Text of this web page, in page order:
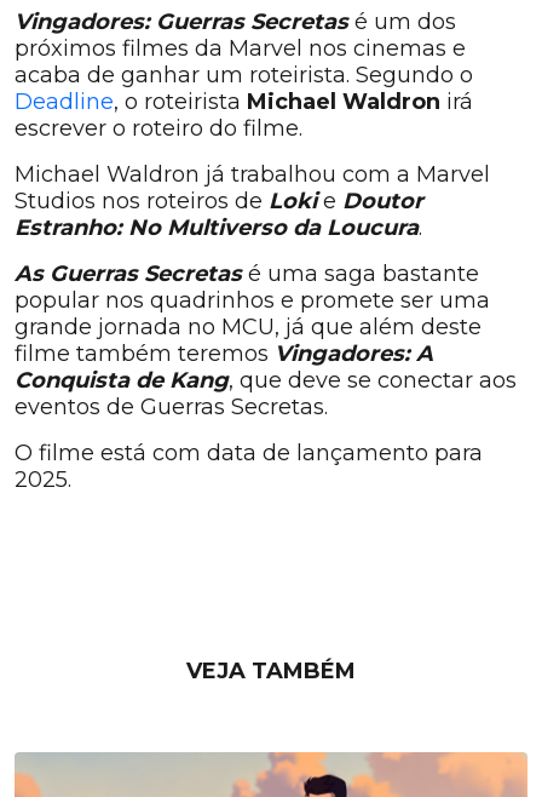
Vingadores: Guerras Secretasé um dos
próximos filmes da Marvel nos cinemas e
acaba de ganhar um roteirista. Segundo o
Deadline, o roteirista Michael Waldron irá
escrever o roteiro do filme.
Michael Waldron já trabalhou com a Marvel
Studios nos roteiros de Lokie Doutor
Estranho: No Multiverso da Loucura.
As Guerras Secretasé uma saga bastante
popular nos quadrinhos e promete ser uma
grande jornada no MCU, já que além deste
filme também teremos Vingadores: A
Conquista de Kang, que deve se conectar aos
eventos de Guerras Secretas.
O filme está com data de lançamento para
2025.
VEJA TAMBÉM